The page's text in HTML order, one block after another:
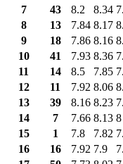
7
43 8.2 8.34
8
13 7.84 8.17
9
18 7.86 8.16
10
41 7.93 8.36
11
14 8.5 7.85
12
11 7.92 8.06
13
39 8.16 8.23
14
7 7.66 8.13 8
15
1 7.8 7.82
16
16 7.92 7.9